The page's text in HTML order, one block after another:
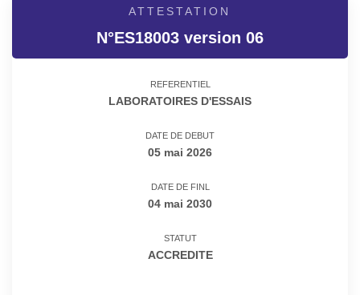
ATTESTATION
N°ES18003 version 06
REFERENTIEL
LABORATOIRES D'ESSAIS
DATE DE DEBUT
05 mai 2026
DATE DE FINL
04 mai 2030
STATUT
ACCREDITE